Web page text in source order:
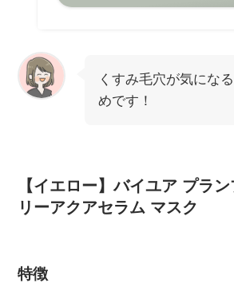
くすみ毛穴が気にな
めです！
【イエロー】バイユア プラ
リーアクアセラム マスク
特徴